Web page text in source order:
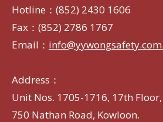
Hotline：(852) 2430 1606
Fax：(852) 2786 1767
Email：
Address：
Unit Nos. 1705-1716, 17th
750 Nathan Road, Kowloon.